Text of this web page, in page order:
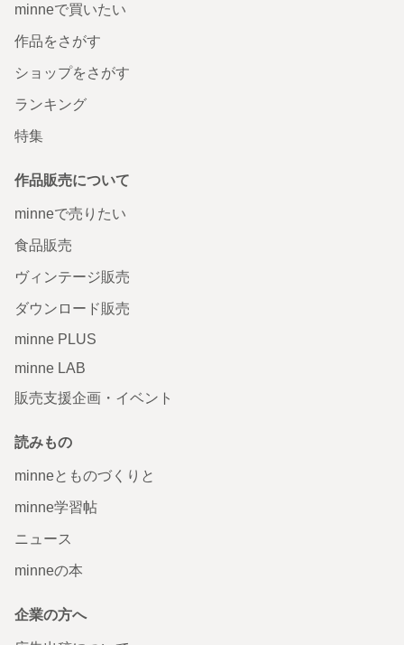
minneで買いたい
作品をさがす
ショップをさがす
ランキング
特集
作品販売について
minneで売りたい
食品販売
ヴィンテージ販売
ダウンロード販売
minne PLUS
minne LAB
販売支援企画・イベント
読みもの
minneとものづくりと
minne学習帖
ニュース
minneの本
企業の方へ